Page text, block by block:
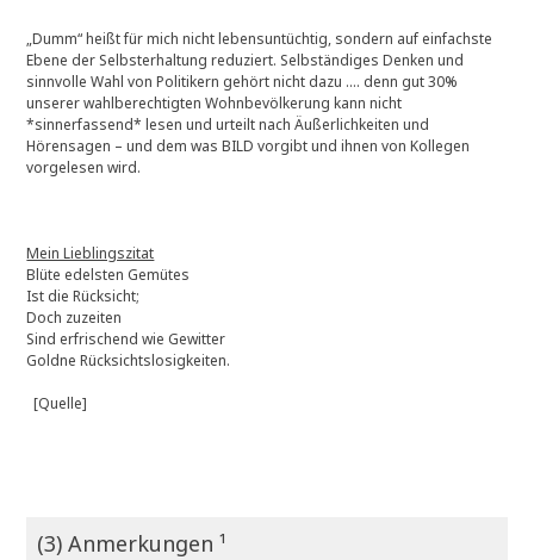
„Dumm“ heißt für mich nicht lebensuntüchtig, sondern auf einfachste
Ebene der Selbsterhaltung reduziert. Selbständiges Denken und
sinnvolle Wahl von Politikern gehört nicht dazu …. denn gut 30%
unserer wahlberechtigten Wohnbevölkerung kann nicht
*sinnerfassend* lesen und urteilt nach Äußerlichkeiten und
Hörensagen – und dem was BILD vorgibt und ihnen von Kollegen
vorgelesen wird.
Mein Lieblingszitat
Blüte edelsten Gemütes
Ist die Rücksicht;
Doch zuzeiten
Sind erfrischend wie Gewitter
Goldne Rücksichtslosigkeiten.
[Quelle]
(3) Anmerkungen ¹